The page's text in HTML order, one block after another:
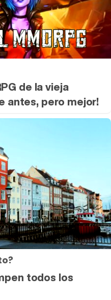
de la vieja
antes, pero mejor!
todos los